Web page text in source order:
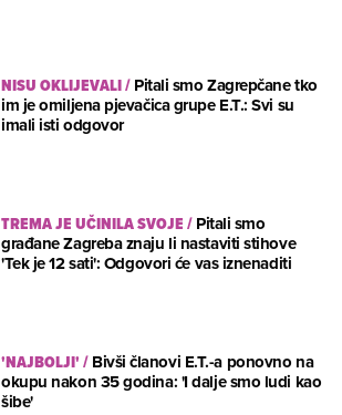
NISU OKLIJEVALI/Pitali smo Zagrepčane tko
im je omiljena pjevačica grupe E.T.: Svi su
imali isti odgovor
TREMA JE UČINILA SVOJE/Pitali smo
građane Zagreba znaju li nastaviti stihove
'Tek je 12 sati': Odgovori će vas iznenaditi
'NAJBOLJI'/Bivši članovi E.T.-a ponovno na
okupu nakon 35 godina: 'I dalje smo ludi kao
šibe'